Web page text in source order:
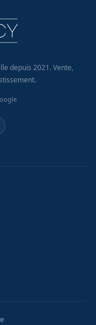
depuis 2021. Vente,